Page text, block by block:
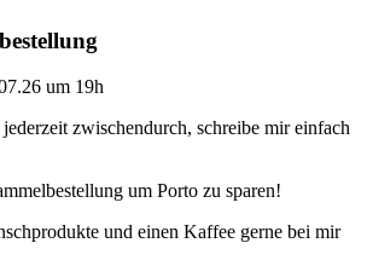
um 19h
zwischendurch, schreibe mir einfach
um Porto zu sparen!
und einen Kaffee gerne bei mir